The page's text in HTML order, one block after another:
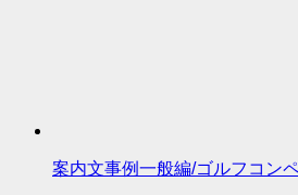
案内文事例一般編/ゴルフコン